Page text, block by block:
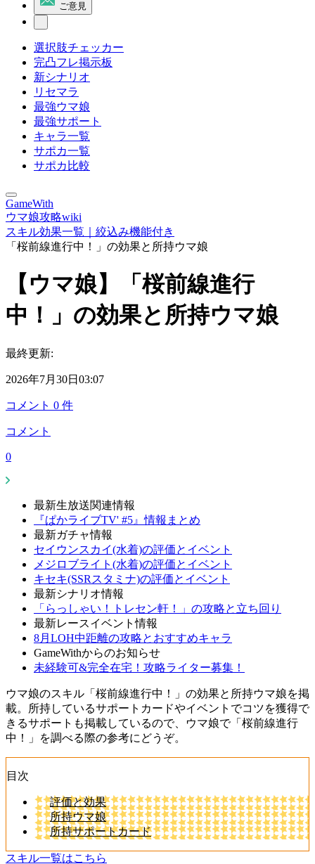
ご意見
選択肢チェッカー
完凸フレ掲示板
新シナリオ
リセマラ
最強ウマ娘
最強サポート
キャラ一覧
サポカ一覧
サポカ比較
GameWith
ウマ娘攻略wiki
スキル効果一覧｜絞込み機能付き
「桜前線進行中！」の効果と所持ウマ娘
【ウマ娘】「桜前線進行
中！」の効果と所持ウマ娘
最終更新:
2026年7月30日03:07
コメント 0 件
コメント
0
最新生放送関連情報
『ぱかライブTV' #5』情報まとめ
最新ガチャ情報
セイウンスカイ(水着)の評価とイベント
メジロブライト(水着)の評価とイベント
キセキ(SSRスタミナ)の評価とイベント
最新シナリオ情報
「らっしゃい！トレセン軒！」の攻略と立ち回り
最新レースイベント情報
8月LOH中距離の攻略とおすすめキャラ
GameWithからのお知らせ
未経験可&完全在宅！攻略ライター募集！
ウマ娘のスキル「桜前線進行中！」の効果と所持ウマ娘を掲
載。所持しているサポートカードやイベントでコツを獲得で
きるサポートも掲載しているので、ウマ娘で「桜前線進行
中！」を調べる際の参考にどうぞ。
目次
評価と効果
所持ウマ娘
所持サポートカード
スキル一覧はこちら